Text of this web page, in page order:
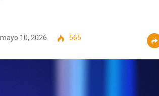
mayo 10, 2026 565